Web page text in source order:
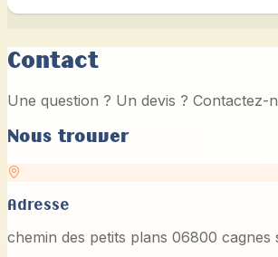
Contact
Une question ? Un devis ? Contactez-
Nous trouver
Adresse
chemin des petits plans 06800 cagnes